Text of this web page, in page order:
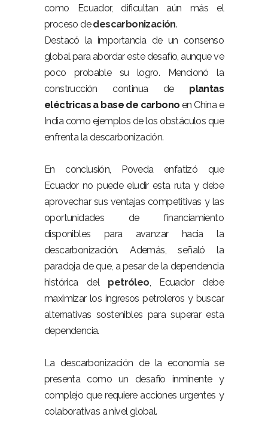
como Ecuador, dificultan aún más el
proceso dedescarbonización.
Destacó la importancia de un consenso
global para abordar este desafío, aunque ve
poco probable su logro. Mencionó la
construcción continua de plantas
eléctricas a base de carbono en China e
India como ejemplos de los obstáculos que
enfrenta la descarbonización.
En conclusión, Poveda enfatizó que
Ecuador no puede eludir esta ruta y debe
aprovechar sus ventajas competitivas y las
oportunidades de financiamiento
disponibles para avanzar hacia la
descarbonización. Además, señaló la
paradoja de que, a pesar de la dependencia
histórica del petróleo, Ecuador debe
maximizar los ingresos petroleros y buscar
alternativas sostenibles para superar esta
dependencia.
La descarbonización de la economía se
presenta como un desafío inminente y
complejo que requiere acciones urgentes y
colaborativas a nivel global.